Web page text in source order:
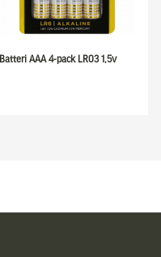
Batteri AAA 4-pack LR03 1,5v